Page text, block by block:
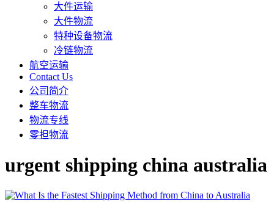
大件运输
大件物流
特种设备物流
冷链物流
航空运输
Contact Us
公司简介
整车物流
物流专线
零担物流
urgent shipping china australia